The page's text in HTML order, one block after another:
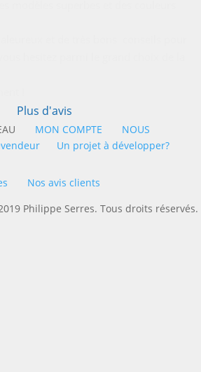
Plus d'avis
MON COMPTE
NOUS
Un projet à développer?
Nos avis clients
Philippe Serres. Tous droits réservés.